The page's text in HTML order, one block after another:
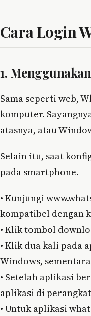
Cara Login
1.
Sama seperti web,
komputer.
atasnya, atau
Selain itu, saat
pada smartphone.
• Kunjungi
kompatibel dengan
• Klik tombol
• Klik dua kali pada
Windows,
• Setelah aplikasi
aplikasi di
• Untuk aplikasi